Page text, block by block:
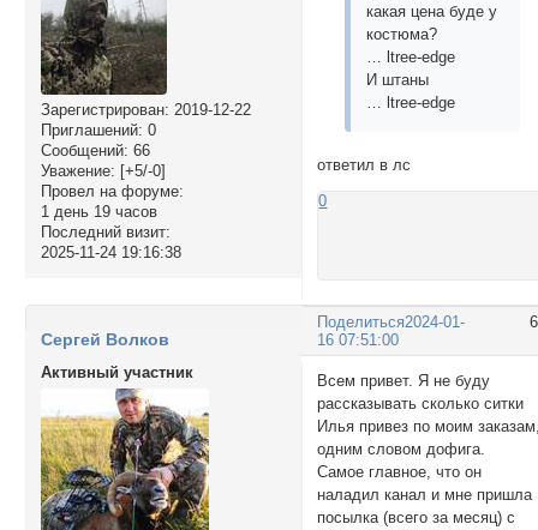
Зарегистрирован: 2019-12-22
Приглашений: 0
Сообщений: 66
Уважение: [+5/-0]
Провел на форуме:
1 день 19 часов
Последний визит:
2025-11-24 19:16:38
какая цена буде у
костюма?
… ltree-edge
И штаны
… ltree-edge
ответил в лс
0
Поделиться2024-01-
16 07:51:00
Сергей Волков
Активный участник
Всем привет. Я не буду
рассказывать сколько ситки
Илья привез по моим
одним словом дофига.
Самое главное, что он
наладил канал и мне пришла
посылка (всего за месяц) с